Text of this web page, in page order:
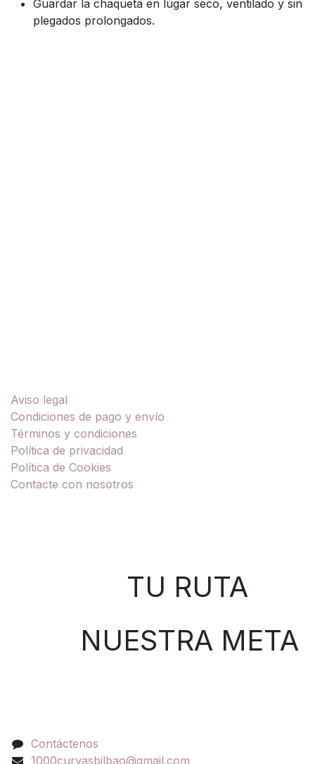
Guardar la chaqueta en lugar seco, ventilado y sin
plegados prolongados.
Aviso legal
Condiciones de pago y envío
Términos y condiciones
Política de privacidad
Política de Cookies
Contacte con nosotros
TU RUTA
NUESTRA META
Contáctenos
1000curvasbilbao@gmail.com